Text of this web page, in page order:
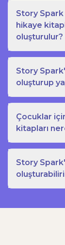
Story
hikaye
oluşturulur?
Story
oluşturup
Çocuklar
kitapları
Story